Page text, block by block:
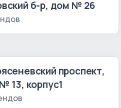
б-р, дом № 26
проспект,
13, корпус1